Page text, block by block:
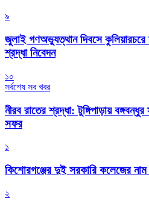
৯
জুলাই গণঅভ্যুত্থান দিবসে
শ্রদ্ধা নিবেদন
১০
সর্বশেষ সব খবর
নীরব রাতের শ্রদ্ধা: টুঙ্গিপাড়ায়
সফর
১
কিশোরগঞ্জের দুই সরকারি কলেজের নাম
২